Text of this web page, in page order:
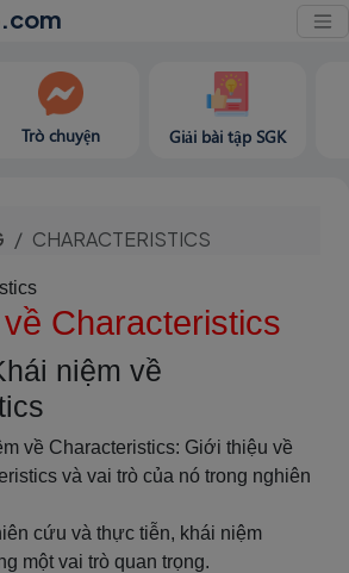
.com
Trò chuyện Giải bài tập SGK
CHARACTERISTICS
Characteristics
niệm về
về Characteristics: Giới thiệu về
và vai trò của nó trong nghiên
cứu và thực tiễn, khái niệm
một vai trò quan trọng.